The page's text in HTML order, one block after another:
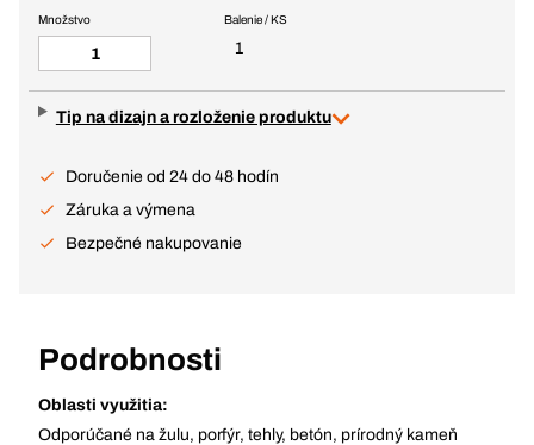
Balenie / KS
1
Množstvo
Tip na dizajn a rozloženie produktu
Doručenie od 24 do 48 hodín
Záruka a výmena
Bezpečné nakupovanie
Podrobnosti
Oblasti využitia:
Odporúčané na žulu, porfýr, tehly, betón, prírodný kameň